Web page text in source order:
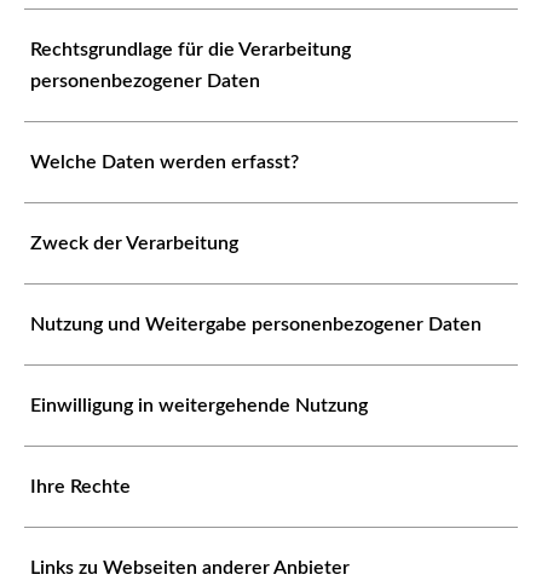
Rechtsgrundlage für die Verarbeitung
personenbezogener Daten
Welche Daten werden erfasst?
Zweck der Verarbeitung
Nutzung und Weitergabe personenbezogener Daten
Einwilligung in weitergehende Nutzung
Ihre Rechte
Links zu Webseiten anderer Anbieter